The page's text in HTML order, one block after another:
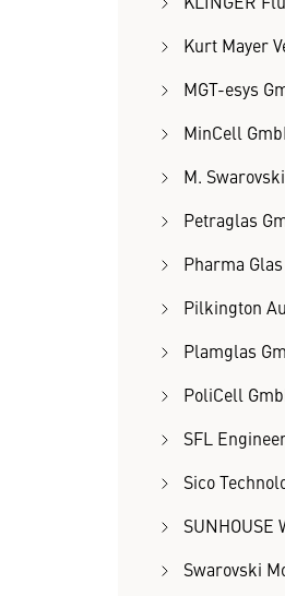
Kurt Mayer
MGT-esys
MinCell
M.
Petraglas
Pharma
Pilkington
Plamglas
PoliCell
SFL
Sico
SUNHOUSE
Swarovski